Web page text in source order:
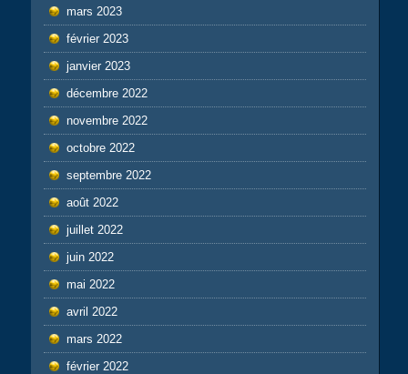
mars 2023
février 2023
janvier 2023
décembre 2022
novembre 2022
octobre 2022
septembre 2022
août 2022
juillet 2022
juin 2022
mai 2022
avril 2022
mars 2022
février 2022